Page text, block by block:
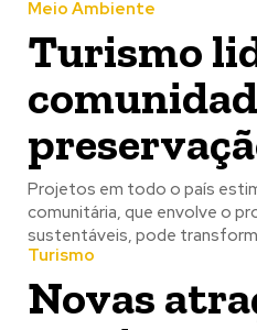
Meio Ambiente
Turismo
Projetos em todo o país estimulam
comunitária, que envolve o
sustentáveis, pode
Turismo
Novas